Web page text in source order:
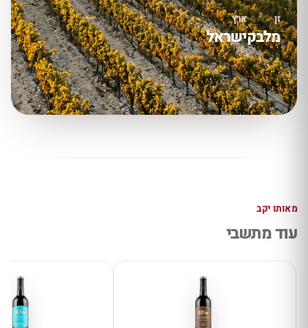
זן
מלבק
ארץ
ישראל
מאותו יקב
עוד מתשבי